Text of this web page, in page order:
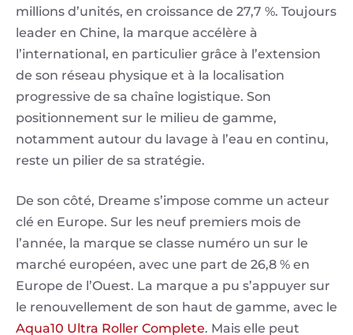
millions d’unités, en croissance de 27,7 %. Toujours
leader en Chine, la marque accélère à
l’international, en particulier grâce à l’extension
de son réseau physique et à la localisation
progressive de sa chaîne logistique. Son
positionnement sur le milieu de gamme,
notamment autour du lavage à l’eau en continu,
reste un pilier de sa stratégie.
De son côté, Dreame s’impose comme un acteur
clé en Europe. Sur les neuf premiers mois de
l’année, la marque se classe numéro un sur le
marché européen, avec une part de 26,8 % en
Europe de l’Ouest. La marque a pu s’appuyer sur
le renouvellement de son haut de gamme, avec le
Aqua10 Ultra Roller Complete. Mais elle peut